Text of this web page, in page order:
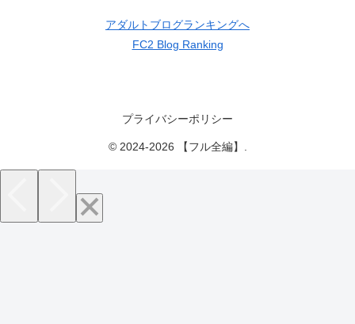
アダルトブログランキングへ
FC2 Blog Ranking
プライバシーポリシー
© 2024-2026 【フル全編】.